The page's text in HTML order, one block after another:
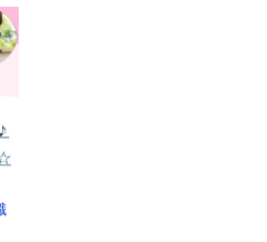
及び第三者提供記
周知について】
、「当社」という。）で
（利用目的の通知、開示、
利用の停止、消去及び第三
び第三者提供記録の開示に